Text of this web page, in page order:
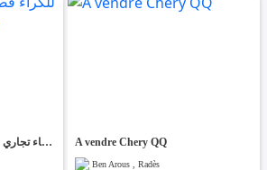
✨ للّكراء فضاء تجاري بموقع متميز في القيروان ✨ A vendre Chery QQ
Ben Arous , Radès